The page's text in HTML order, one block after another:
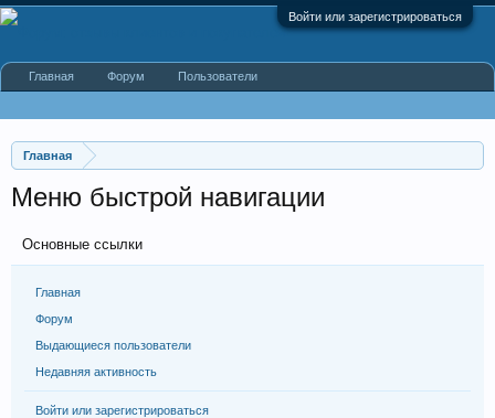
Войти или зарегистрироваться
Главная
Меню быстрой навигации
Основные ссылки
Главная
Форум
Выдающиеся пользователи
Недавняя активность
Войти или зарегистрироваться
Главная Форум Пользователи